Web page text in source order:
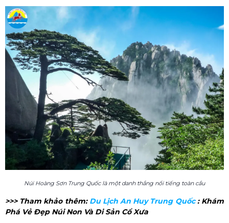
Núi Hoàng Sơn Trung Quốc là một danh thắng nổi tiếng toàn cầu
>>> Tham khảo thêm: Du Lịch An Huy Trung Quốc​: Khám
Phá Vẻ Đẹp Núi Non Và Di Sản Cổ Xưa